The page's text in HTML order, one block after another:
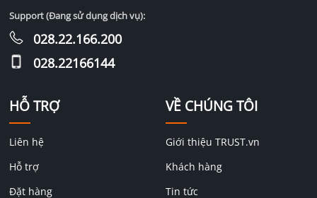
HỖ TRỢ
Liên hệ
Hỗ trợ
Đặt hàng
VỀ CHÚNG TÔI
Giới thiệu TRUST.vn
Khách hàng
Tin tức
Support (Đang sử dụng dịch vụ):
028.22.166.200
028.22166144